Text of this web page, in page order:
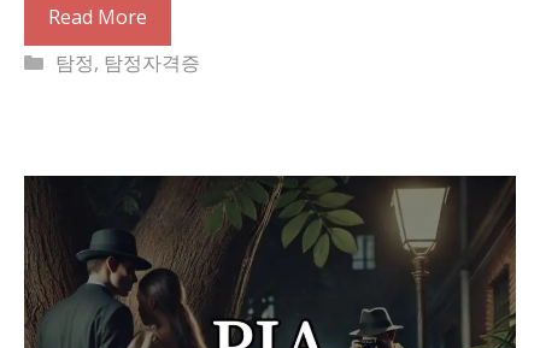
Read More
Categories
탐정, 탐정자격증